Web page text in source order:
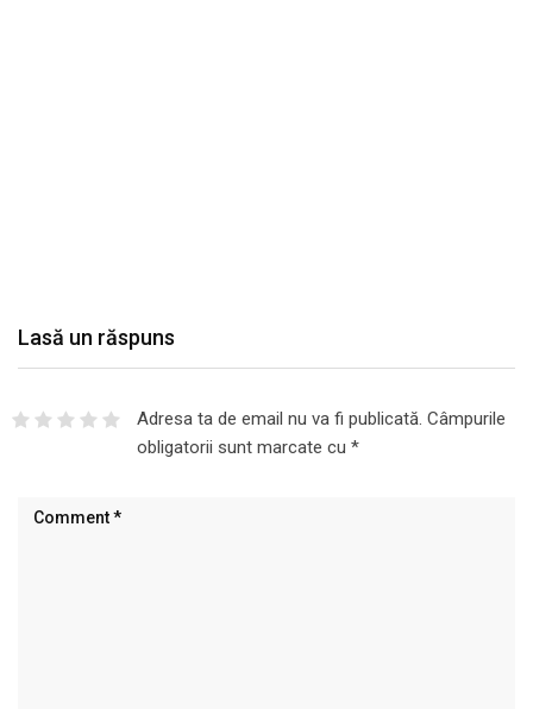
Lasă un răspuns
Adresa ta de email nu va fi publicată. Câmpurile
obligatorii sunt marcate cu *